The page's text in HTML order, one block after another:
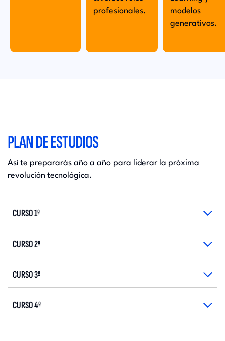
profesionales.
modelos
generativos.
PLAN DE ESTUDIOS
Así te prepararás año a año para liderar la próxima
revolución tecnológica.
CURSO 1º
CURSO 2º
CURSO 3º
CURSO 4º